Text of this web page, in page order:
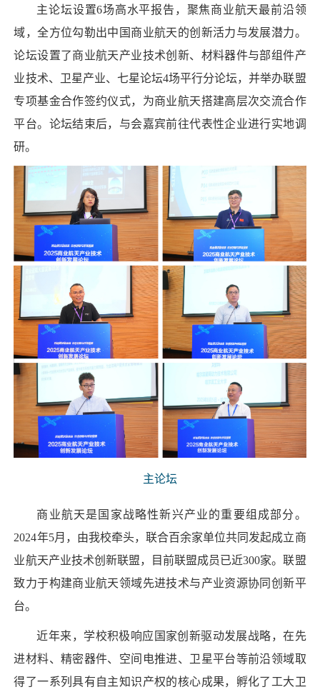
主论坛设置6场高水平报告，聚焦商业航天最前沿领
域，全方位勾勒出中国商业航天的创新活力与发展潜力。
论坛设置了商业航天产业技术创新、材料器件与部组件产
业技术、卫星产业、七星论坛4场平行分论坛，并举办联盟
专项基金合作签约仪式，为商业航天搭建高层次交流合作
平台。论坛结束后，与会嘉宾前往代表性企业进行实地调
研。
主论坛
商业航天是国家战略性新兴产业的重要组成部分。
2024年5月，由我校牵头，联合百余家单位共同发起成立商
业航天产业技术创新联盟，目前联盟成员已近300家。联盟
致力于构建商业航天领域先进技术与产业资源协同创新平
台。
近年来，学校积极响应国家创新驱动发展战略，在先
进材料、精密器件、空间电推进、卫星平台等前沿领域取
得了一系列具有自主知识产权的核心成果，孵化了工大卫